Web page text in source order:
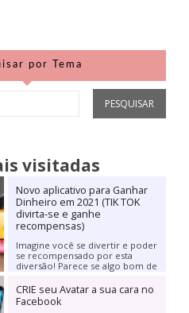
por Tema
visitadas
Novo aplicativo para Ganhar
Dinheiro em 2021 (TIK TOK
divirta-se e ganhe
recompensas)
Imagine você se divertir e poder
se recompensado por esta
diversão! Parece se algo bom de
mais para se verdade, não é? Mas
CRIE seu Avatar a sua cara no
Facebook